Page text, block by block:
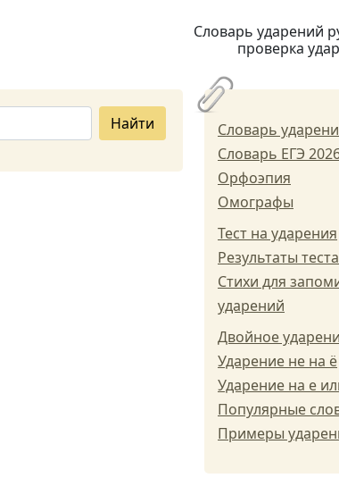
Словарь ударений
проверка
Найти
Словарь
Словарь ЕГЭ
Орфоэпия
Омографы
Тест на ударения
Результаты теста
Стихи для
ударений
Двойное
Ударение не на ё
Ударение на е
Популярные
Примеры